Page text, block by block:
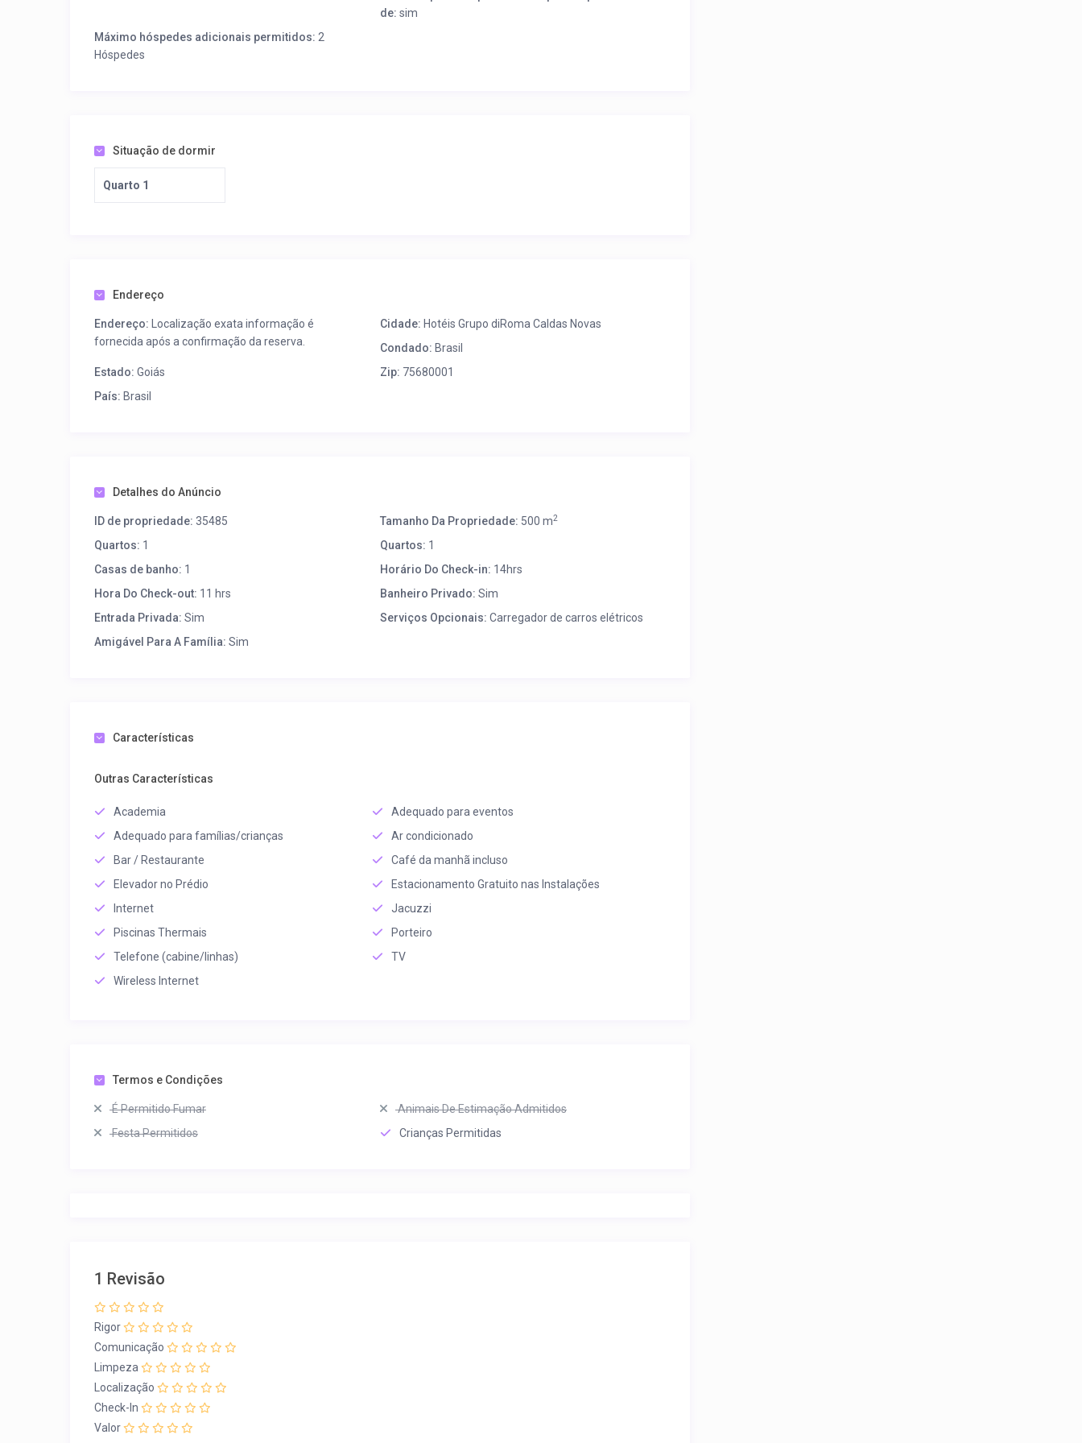
de: sim
Máximo hóspedes adicionais permitidos: 2
Hóspedes
Situação de dormir
Quarto 1
Endereço
Endereço: Localização exata informação é
fornecida após a confirmação da reserva.
Cidade: Hotéis Grupo diRoma Caldas Novas
Condado: Brasil
Estado: Goiás Zip: 75680001
País: Brasil
Detalhes do Anúncio
ID de propriedade: 35485 Tamanho Da Propriedade: 500 m2
Quartos: 1 Quartos: 1
Casas de banho: 1 Horário Do Check-in: 14hrs
Hora Do Check-out: 11 hrs Banheiro Privado: Sim
Entrada Privada: Sim Serviços Opcionais: Carregador de carros elétricos
Amigável Para A Família: Sim
Características
Outras Características
Academia
Adequado para eventos
Adequado para famílias/crianças
Ar condicionado
Bar / Restaurante
Café da manhã incluso
Elevador no Prédio
Estacionamento Gratuito nas Instalações
Internet
Jacuzzi
Piscinas Thermais
Porteiro
Telefone (cabine/linhas)
TV
Wireless Internet
Termos e Condições
É Permitido Fumar
Animais De Estimação Admitidos
Festa Permitidos
Crianças Permitidas
1 Revisão
Rigor
Comunicação
Limpeza
Localização
Check-In
Valor